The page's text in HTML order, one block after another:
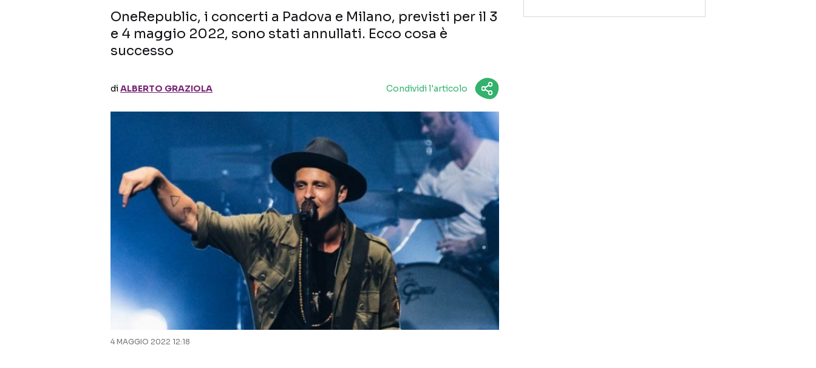
OneRepublic, i concerti a Padova e Milano, previsti per il 3
e 4 maggio 2022, sono stati annullati. Ecco cosa è
successo
diALBERTO GRAZIOLA Condividi l'articolo
4 MAGGIO 2022 12:18